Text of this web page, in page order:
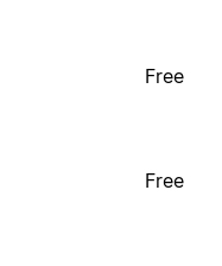
Free
Free